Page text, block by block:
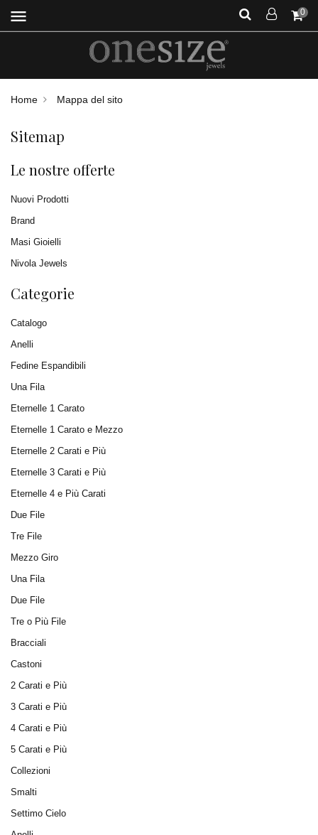
menu 0
Home Mappa del sito
Sitemap
Le nostre offerte
Nuovi Prodotti
Brand
Masi Gioielli
Nivola Jewels
Categorie
Catalogo
Anelli
Fedine Espandibili
Una Fila
Eternelle 1 Carato
Eternelle 1 Carato e Mezzo
Eternelle 2 Carati e Più
Eternelle 3 Carati e Più
Eternelle 4 e Più Carati
Due File
Tre File
Mezzo Giro
Una Fila
Due File
Tre o Più File
Bracciali
Castoni
2 Carati e Più
3 Carati e Più
4 Carati e Più
5 Carati e Più
Collezioni
Smalti
Settimo Cielo